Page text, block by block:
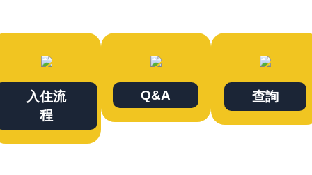
入住流
程
Q&A 查詢